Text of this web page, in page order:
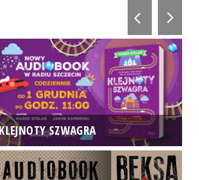
SZWAGRA